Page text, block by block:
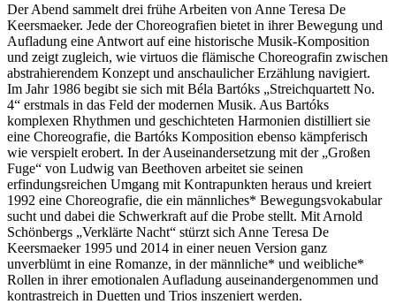
Der Abend sammelt drei frühe Arbeiten von Anne Teresa De
Keersmaeker. Jede der Choreografien bietet in ihrer Bewegung und
Aufladung eine Antwort auf eine historische Musik-Komposition
und zeigt zugleich, wie virtuos die flämische Choreografin zwischen
abstrahierendem Konzept und anschaulicher Erzählung navigiert.
Im Jahr 1986 begibt sie sich mit Béla Bartóks „Streichquartett No.
4“ erstmals in das Feld der modernen Musik. Aus Bartóks
komplexen Rhythmen und geschichteten Harmonien distilliert sie
eine Choreografie, die Bartóks Komposition ebenso kämpferisch
wie verspielt erobert. In der Auseinandersetzung mit der „Großen
Fuge“ von Ludwig van Beethoven arbeitet sie seinen
erfindungsreichen Umgang mit Kontrapunkten heraus und kreiert
1992 eine Choreografie, die ein männliches* Bewegungsvokabular
sucht und dabei die Schwerkraft auf die Probe stellt. Mit Arnold
Schönbergs „Verklärte Nacht“ stürzt sich Anne Teresa De
Keersmaeker 1995 und 2014 in einer neuen Version ganz
unverblümt in eine Romanze, in der männliche* und weibliche*
Rollen in ihrer emotionalen Aufladung auseinandergenommen und
kontrastreich in Duetten und Trios inszeniert werden.